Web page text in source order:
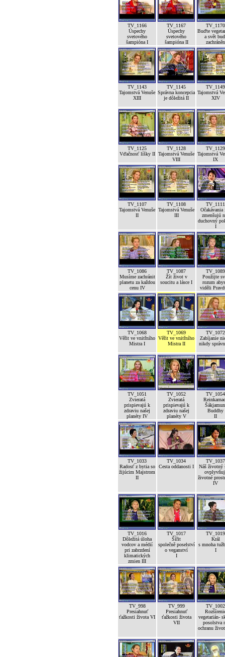
TV_1166
Úspechy
svetového
šampióna I
TV_1167
Úspechy
svetového
šampióna II
TV_1170
Buďte
a svět
zachráněn
TV_1143
Tajomstvá Venuše
XIII
TV_1145
Správna koncepcia
je dôležitá II
TV_1149
Tajomstvá
XIV
TV_1125
Vďačnosť líšky II
TV_1128
Tajomstvá Venuše
VIII
TV_1129
Tajomstvá
IX
TV_1107
Tajomstvá Venuše
II
TV_1108
Tajomstvá Venuše
III
TV_1111
Očakávania
zmenšujú
duchovný
I
TV_1086
Musíme zachránit
planetu za každou
cenu IV
TV_1087
Žít život v
soucitu a lásce I
TV_1089
Použijte
rozum
viděli
TV_1068
Věřit ve vnitřního
Mistra I
TV_1069
Věřit ve vnitřního
Mistra II
TV_1072
Zabíjanie
nikdy
TV_1051
Zvieratá
prispievajú k
zdraviu našej
planéty IV
TV_1052
Zvieratá
prispievajú k
zdraviu našej
planéty V
TV_1054
Buddhy
II
TV_1033
Radosť z bytia so
žijúcim Majstrom
II
TV_1034
Cesta oddanosti I
TV_1037
Náš životný
životné
IV
TV_1016
Dôležitá úloha
vodcov a médií
pri zabrzdení
klimatických
zmien III
TV_1017
Šířit
společně poselství
o veganství
I
TV_1019
Král
s mnoha
I
TV_998
Presiahnuť
ťažkosti života VI
TV_999
Presiahnuť
ťažkosti života
VII
TV_1002
vegetarián-
posolstva
ochranu